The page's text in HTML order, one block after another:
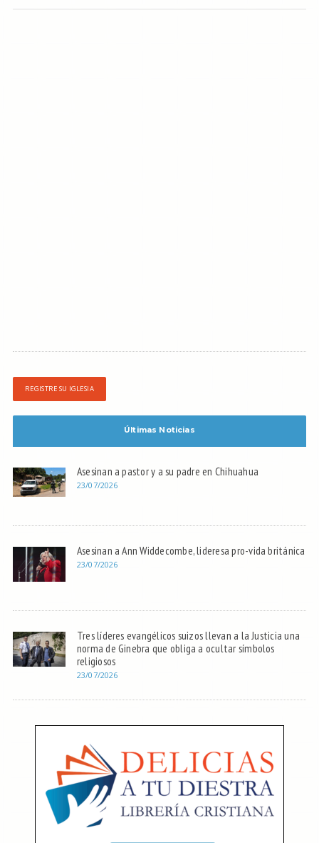
REGISTRE SU IGLESIA
Últimas Noticias
Asesinan a pastor y a su padre en Chihuahua
23/07/2026
Asesinan a Ann Widdecombe, lideresa pro-vida británica
23/07/2026
Tres líderes evangélicos suizos llevan a la Justicia una
norma de Ginebra que obliga a ocultar símbolos
religiosos
23/07/2026